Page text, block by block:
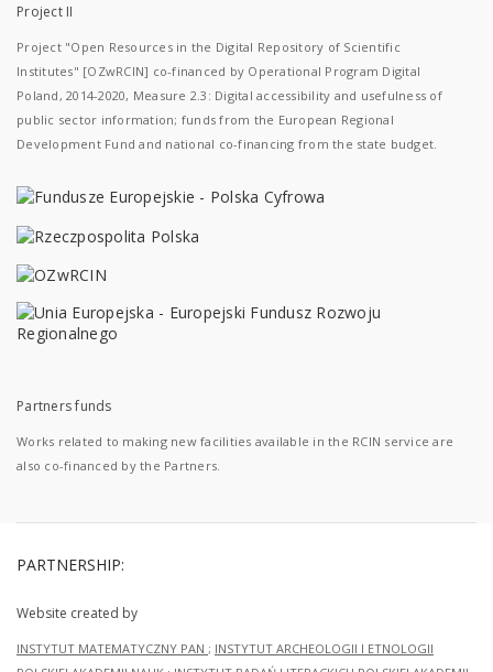
Project II
Project "Open Resources in the Digital Repository of Scientific
Institutes" [OZwRCIN] co-financed by Operational Program Digital
Poland, 2014-2020, Measure 2.3: Digital accessibility and usefulness of
public sector information; funds from the European Regional
Development Fund and national co-financing from the state budget.
Partners funds
Works related to making new facilities available in the RCIN service are
also co-financed by the Partners.
PARTNERSHIP:
Website created by
INSTYTUT MATEMATYCZNY PAN ; INSTYTUT ARCHEOLOGII I ETNOLOGII